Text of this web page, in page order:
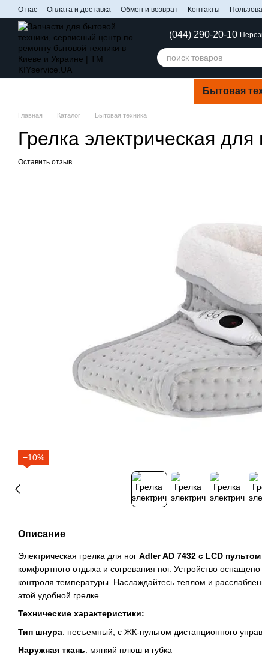
Перейти к основному контенту
О нас Оплата и доставка Обмен и возврат Контакты
(044) 290-20-10
Бытовая
Главная Каталог Бытовая техника
Грелка электрическая
Оставить отзыв
−10%
Описание
Электрическая грелка для ног Adler AD 7432 с LCD пультом
комфортного отдыха и согревания ног. Устройство
контроля температуры. Наслаждайтесь теплом и
этой удобной грелке.
Технические характеристики:
Тип шнура: несъемный, с ЖК-пультом дистанционного
Наружная ткань: мягкий плюш и губка